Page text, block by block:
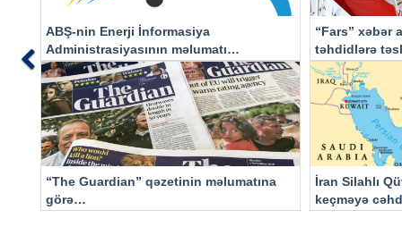
ABŞ-nin Enerji İnformasiya
Administrasiyasının məlumatı
əsasında…
“Fars” xəbər
təhdidlərə
“The Guardian” qəzetinin məlumatına
görə…
İran Silahlı
keçməyə
Previous